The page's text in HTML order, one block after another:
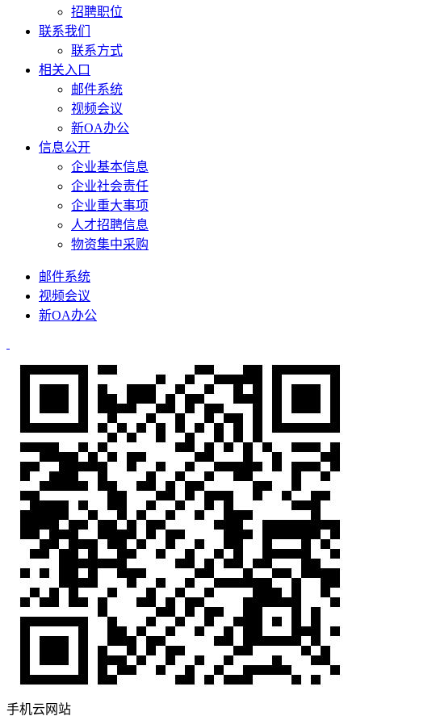
招聘职位
联系我们
联系方式
相关入口
邮件系统
视频会议
新OA办公
信息公开
企业基本信息
企业社会责任
企业重大事项
人才招聘信息
物资集中采购
邮件系统
视频会议
新OA办公
手机云网站